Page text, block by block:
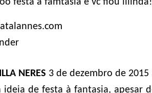
NERES 3 de dezembro de 2015
ideia de festa à fantasia, apesar